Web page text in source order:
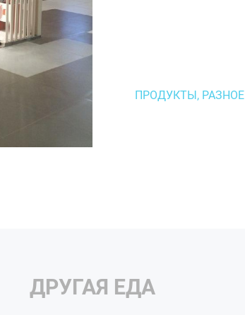
ПРОДУКТЫ, РАЗНОЕ
ДРУГАЯ ЕДА